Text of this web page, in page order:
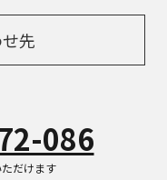
先
086
だけます